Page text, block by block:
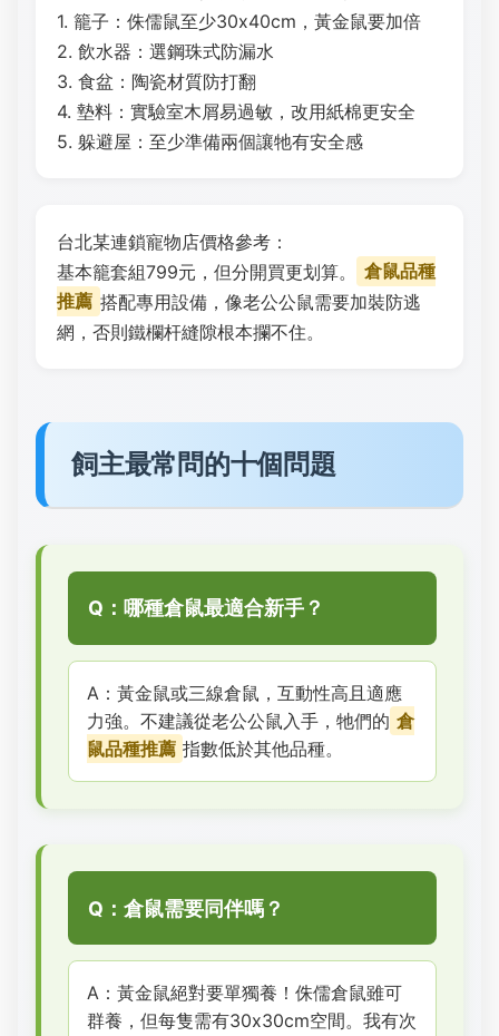
1. 籠子：侏儒鼠至少30x40cm，黃金鼠要加倍
2. 飲水器：選鋼珠式防漏水
3. 食盆：陶瓷材質防打翻
4. 墊料：實驗室木屑易過敏，改用紙棉更安全
5. 躲避屋：至少準備兩個讓牠有安全感
台北某連鎖寵物店價格參考：
基本籠套組799元，但分開買更划算。
倉鼠品種
推薦 搭配專用設備，像老公公鼠需要加裝防逃
網，否則鐵欄杆縫隙根本攔不住。
飼主最常問的十個問題
Q：哪種倉鼠最適合新手？
A：黃金鼠或三線倉鼠，互動性高且適應
力強。不建議從老公公鼠入手，牠們的 倉
鼠品種推薦 指數低於其他品種。
Q：倉鼠需要同伴嗎？
A：黃金鼠絕對要單獨養！侏儒倉鼠雖可
群養，但每隻需有30x30cm空間。我有次